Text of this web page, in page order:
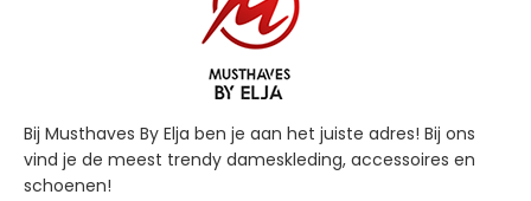
Bij Musthaves By Elja ben je aan het juiste adres! Bij ons
vind je de meest trendy dameskleding, accessoires en
schoenen!